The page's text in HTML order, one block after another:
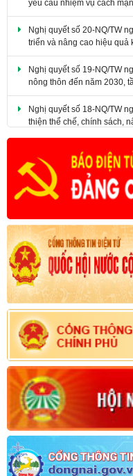
triển và nâng cao hiệu quả
nông thôn đến năm 2030,
thiện thể chế, chính sách,
dụng đất, tạo động lực
nhập cao.